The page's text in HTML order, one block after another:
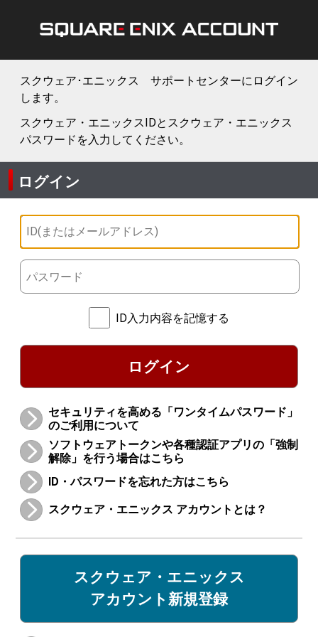
スクウェア･エニックス サポートセンターにログイン
します。
スクウェア・エニックスIDとスクウェア・エニックス
パスワードを入力してください。
ログイン
ID入力内容を記憶する
ログイン
セキュリティを高める「ワンタイムパスワード」
のご利用について
ソフトウェアトークンや各種認証アプリの「強制
解除」を行う場合はこちら
ID・パスワードを忘れた方はこちら
スクウェア・エニックス アカウントとは？
スクウェア・エニックス
アカウント新規登録